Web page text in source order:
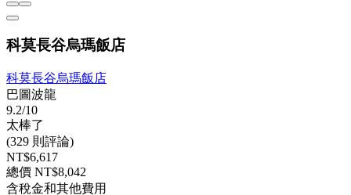
科莫長谷烏瑪飯店
科莫長谷烏瑪飯店
巴圖波龍
9.2/10
太棒了
(329 則評論)
NT$6,617
總價 NT$8,042
含稅金和其他費用